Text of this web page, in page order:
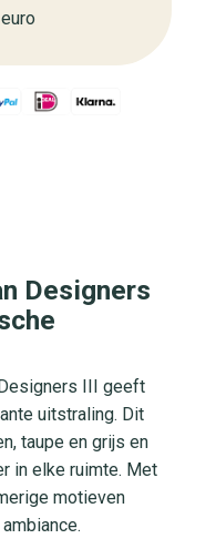
Designers
III geeft
uitstraling. Dit
taupe en grijs en
in elke ruimte. Met
motieven